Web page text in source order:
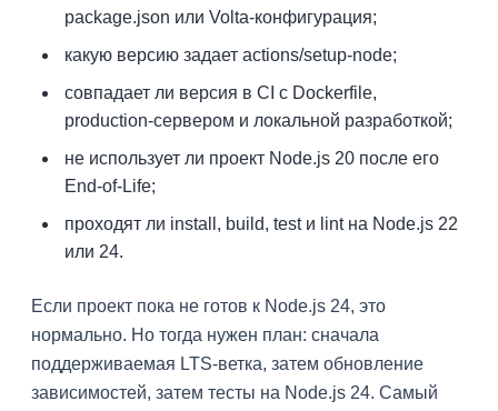
package.json или Volta-конфигурация;
какую версию задает actions/setup-node;
совпадает ли версия в CI с Dockerfile,
production-сервером и локальной разработкой;
не использует ли проект Node.js 20 после его
End-of-Life;
проходят ли install, build, test и lint на Node.js 22
или 24.
Если проект пока не готов к Node.js 24, это
нормально. Но тогда нужен план: сначала
поддерживаемая LTS-ветка, затем обновление
зависимостей, затем тесты на Node.js 24. Самый